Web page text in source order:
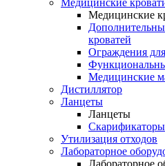
Медицинские
Медицинские
кроватей
Ограждения
Медицинские
Дистиллятор
Ланцеты
Ланцеты
Скарификаторы
Утилизация отходов
Лабораторное
Лабораторное